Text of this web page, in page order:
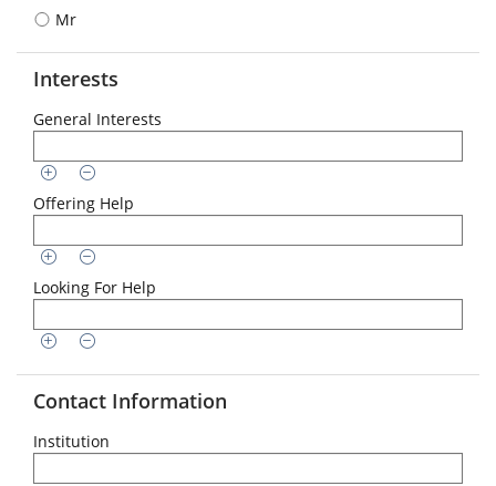
DD.MM.YYYY
Mr
Interests
General Interests
Offering Help
Looking For Help
Contact Information
Institution